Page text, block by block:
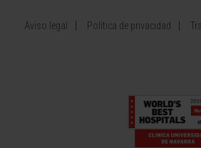
Aviso legal Política de privacidad